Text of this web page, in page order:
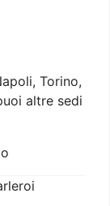
Torino,
altre sedi